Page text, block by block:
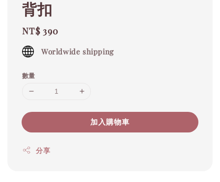
背扣
Regular
price
NT$ 390
Worldwide shipping
數量
加入購物車
分享